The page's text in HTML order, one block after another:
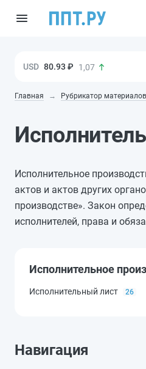
80.93 ₽ 1,07
Главная Рубрикатор материалов
Исполнительное
актов и актов других
производстве». Закон
исполнителей, права и
Исполнительное
Исполнительный лист 26
Навигация